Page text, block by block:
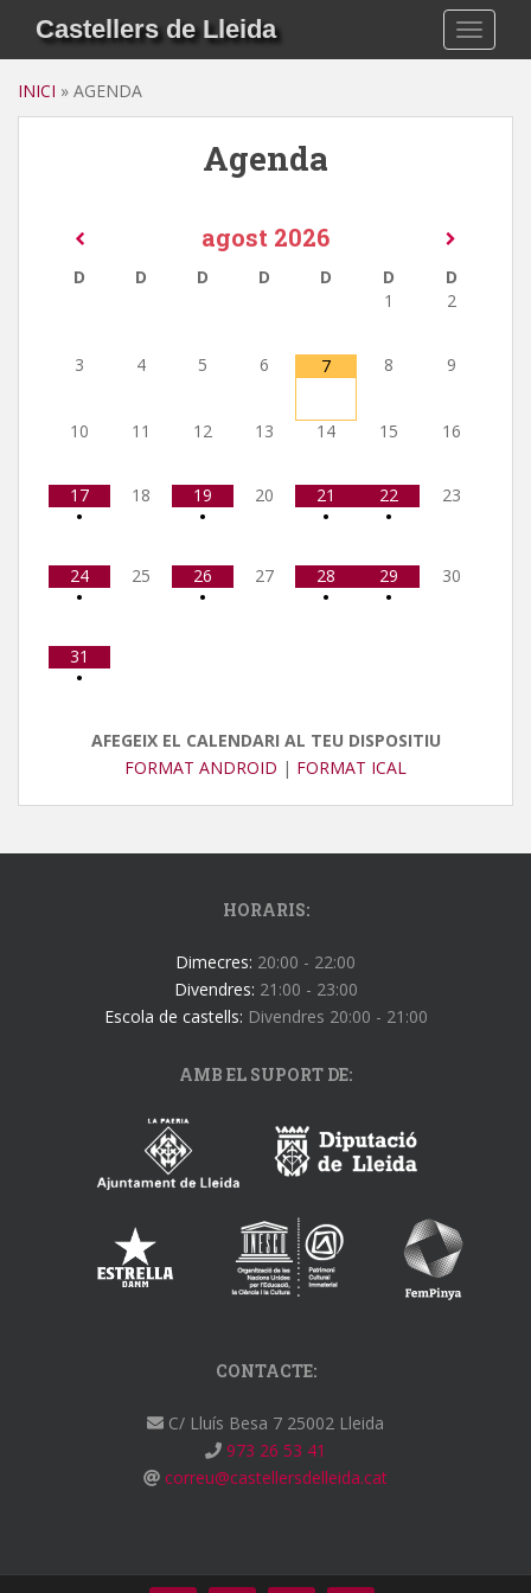
i
Castellers de Lleida
INICI » AGENDA
Agenda
agost 2026
D D D D D D
D
1
2
3 4 5 6 7 8 9
10 11 12 13 14 15 16
17
•
18
19
•
20
21
•
22
•
23
24
•
25
26
•
27
28
•
29
•
30
31
•
AFEGEIX EL CALENDARI AL TEU DISPOSITIU
FORMAT ANDROID | FORMAT ICAL
HORARIS:
Dimecres: 20:00 - 22:00
Divendres: 21:00 - 23:00
Escola de castells: Divendres 20:00 - 21:00
AMB EL SUPORT DE:
CONTACTE:
C/ Lluís Besa 7 25002 Lleida
973 26 53 41
correu@castellersdelleida.cat